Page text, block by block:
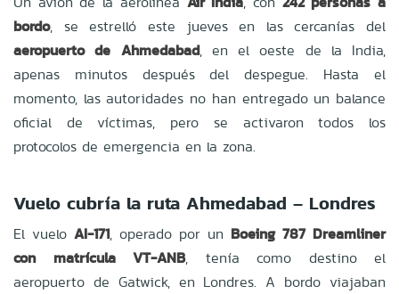
bordo, se estrelló este jueves en las cercanías del
aeropuerto de Ahmedabad, en el oeste de la India,
apenas minutos después del despegue. Hasta el
momento, las autoridades no han entregado un balance
oficial de víctimas, pero se activaron todos los
protocolos de emergencia en la zona.
Vuelo cubría la ruta Ahmedabad – Londres
El vuelo AI-171, operado por un Boeing 787 Dreamliner
con matrícula VT-ANB, tenía como destino el
aeropuerto de Gatwick, en Londres. A bordo viajaban